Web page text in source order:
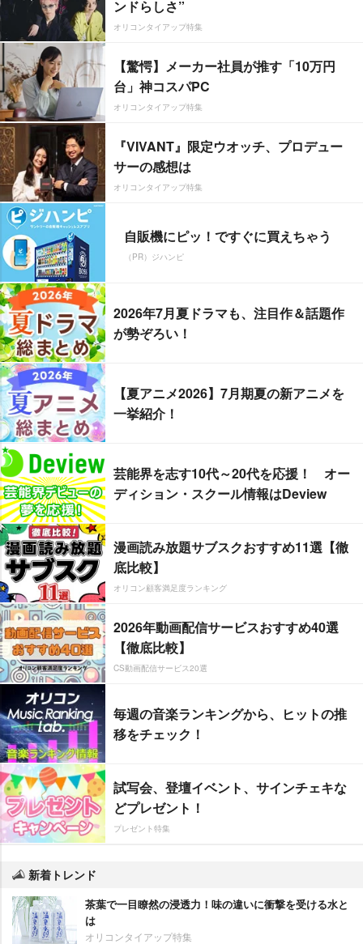
ンドらしさ”
オリコンタイアップ特集
【驚愕】メーカー社員が推す「10万円
台」神コスパPC
オリコンタイアップ特集
『VIVANT』限定ウオッチ、プロデュー
サーの感想は
オリコンタイアップ特集
自販機にピッ！ですぐに買えちゃう
（PR）ジハンピ
2026年7月夏ドラマも、注目作＆話題作
が勢ぞろい！
【夏アニメ2026】7月期夏の新アニメを
一挙紹介！
芸能界を志す10代～20代を応援！ オー
ディション・スクール情報はDeview
漫画読み放題サブスクおすすめ11選【徹
底比較】
オリコン顧客満足度ランキング
2026年動画配信サービスおすすめ40選
【徹底比較】
CS動画配信サービス20選
毎週の音楽ランキングから、ヒットの推
移をチェック！
試写会、登壇イベント、サインチェキな
どプレゼント！
プレゼント特集
新着トレンド
茶葉で一目瞭然の浸透力！味の違いに衝撃を受ける水と
は
オリコンタイアップ特集